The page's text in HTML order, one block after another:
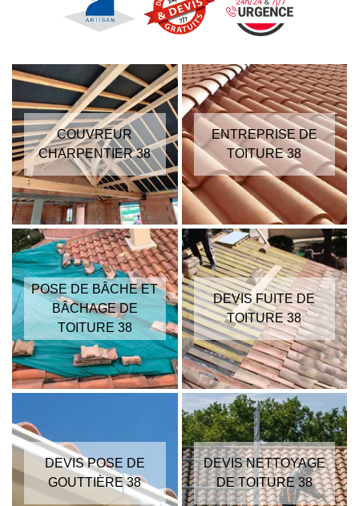
COUVREUR
CHARPENTIER 38
ENTREPRISE DE
TOITURE 38
POSE DE BÂCHE ET
BÂCHAGE DE
TOITURE 38
DEVIS FUITE DE
TOITURE 38
DEVIS POSE DE
GOUTTIÈRE 38
DEVIS NETTOYAGE
DE TOITURE 38